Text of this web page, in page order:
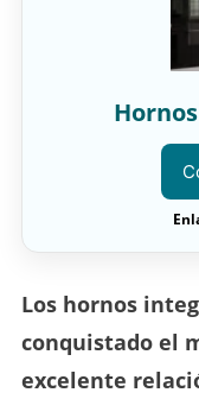
Los hornos
conquistado el
excelente